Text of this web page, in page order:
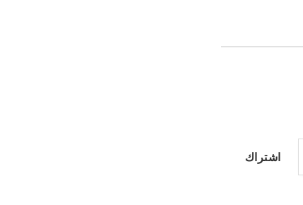
اشتراك